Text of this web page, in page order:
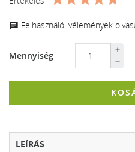
Felhasználói vélemények
Mennyiség
LEÍRÁS